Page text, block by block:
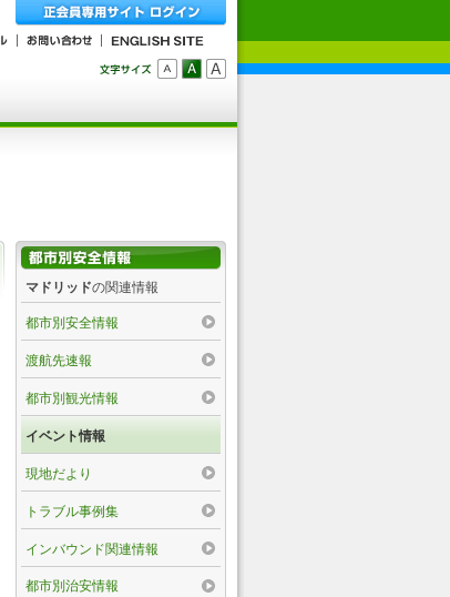
マドリッドの関連情報
都市別安全情報
渡航先速報
都市別観光情報
イベント情報
現地だより
トラブル事例集
インバウンド関連情報
都市別治安情報